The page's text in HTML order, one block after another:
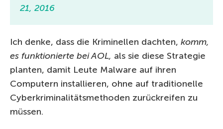
21, 2016
Ich denke, dass die Kriminellen dachten, komm,
es funktionierte bei AOL, als sie diese Strategie
planten, damit Leute Malware auf ihren
Computern installieren, ohne auf traditionelle
Cyberkriminalitätsmethoden zurückreifen zu
müssen.